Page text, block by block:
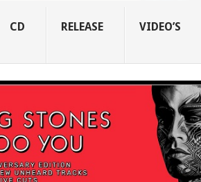
CD RELEASE VIDEO’S